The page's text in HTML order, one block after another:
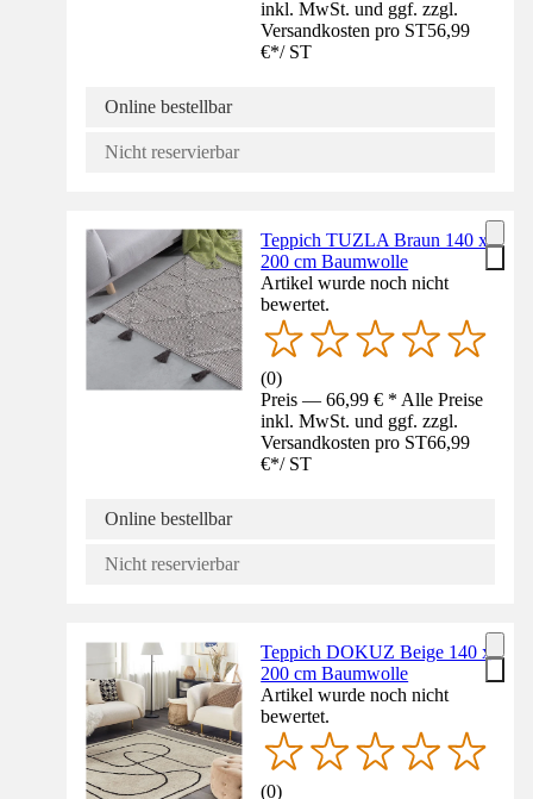
inkl. MwSt. und ggf. zzgl.
Versandkosten pro ST56,99
€*/ ST
Online bestellbar
Nicht reservierbar
Teppich TUZLA Braun 140 x
200 cm Baumwolle
Artikel wurde noch nicht
bewertet.
(0)
Preis — 66,99 € * Alle Preise
inkl. MwSt. und ggf. zzgl.
Versandkosten pro ST66,99
€*/ ST
Online bestellbar
Nicht reservierbar
Teppich DOKUZ Beige 140 x
200 cm Baumwolle
Artikel wurde noch nicht
bewertet.
(0)